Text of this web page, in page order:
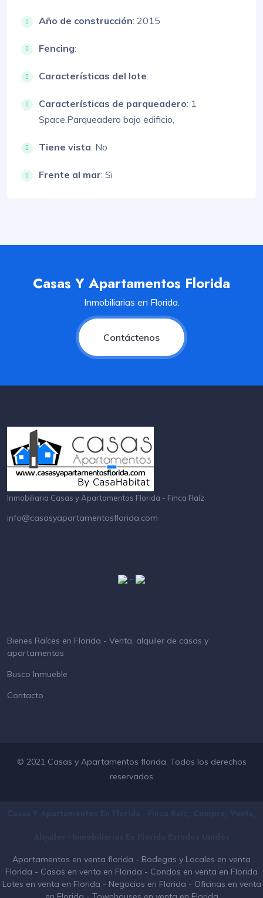
Año de construcción: 2015
Fencing:
Características del lote:
Características de parqueadero: 1
Space,Parqueadero bajo edificio,
Tiene vista: No
Frente al mar: Si
Casas Y Apartamentos Florida
Inmobiliarias en Florida.
Contáctenos
Inmobiliaria Casas y Apartamentos Florida - Finca Raíz
info@casasyapartamentosflorida.com
-
Bienes Raíces en Florida - Venta, alquiler de casas y
apartamentos
Busco Inmueble
Contacto
© 2021 Casas y Apartamentos florida. Todos los derechos
reservados
Apartamentos en venta florida - Bodegas y Locales en venta
Florida - Casas en venta en Florida - Condos en venta en Florida
Lotes en venta en Florida - Negocios en Florida - Oficinas en venta